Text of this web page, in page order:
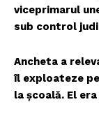
viceprimarul
sub control
Ancheta a
îl exploateze
la şcoală. El